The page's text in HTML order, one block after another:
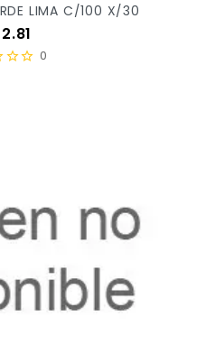
LIMA C/100 X/30
0